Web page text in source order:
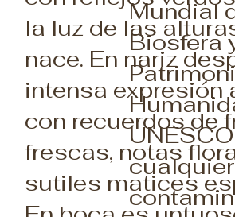
Mundial
Biosfera
cualquier
la luz de las
nace. En nariz
intensa expresión
con recuerdos de
frescas, notas
sutiles matices